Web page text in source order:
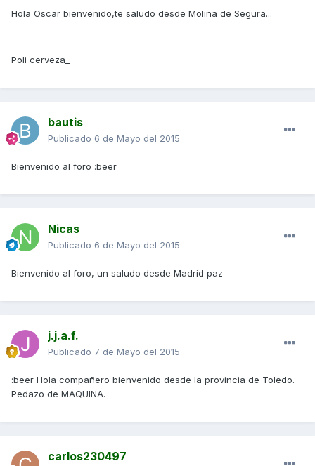
Hola Oscar bienvenido,te saludo desde Molina de Segura...
Poli cerveza_
bautis
Publicado 6 de Mayo del 2015
Bienvenido al foro :beer
Nicas
Publicado 6 de Mayo del 2015
Bienvenido al foro, un saludo desde Madrid paz_
j.j.a.f.
Publicado 7 de Mayo del 2015
:beer Hola compañero bienvenido desde la provincia de Toledo.
Pedazo de MAQUINA.
carlos230497